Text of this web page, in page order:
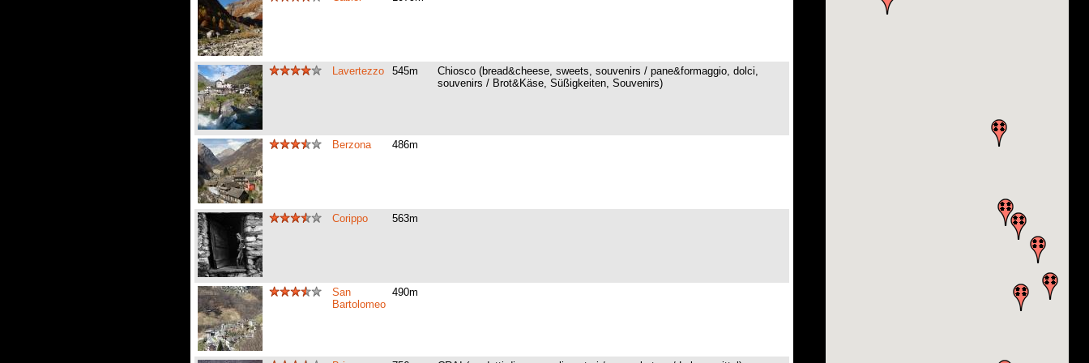
Lavertezzo 545m
Chiosco (bread&cheese, sweets, souvenirs / pane&formaggio, dolci,
souvenirs / Brot&Käse, Süßigkeiten, Souvenirs)
Berzona 486m
Corippo 563m
San
Bartolomeo
490m